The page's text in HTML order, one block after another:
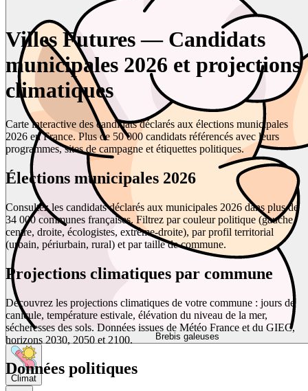
Brebis galeuses
Climat
Villes Futures — Candidats
municipales 2026 et projections
climatiques
Carte interactive des candidats déclarés aux élections municipales
2026 en France. Plus de 50 000 candidats référencés avec leurs
programmes, sites de campagne et étiquettes politiques.
Élections municipales 2026
Consultez les candidats déclarés aux municipales 2026 dans plus de
34 000 communes françaises. Filtrez par couleur politique (gauche,
centre, droite, écologistes, extrême-droite), par profil territorial
(urbain, périurbain, rural) et par taille de commune.
Projections climatiques par commune
Découvrez les projections climatiques de votre commune : jours de
canicule, température estivale, élévation du niveau de la mer,
sécheresses des sols. Données issues de Météo France et du GIEC,
horizons 2030, 2050 et 2100.
Données politiques